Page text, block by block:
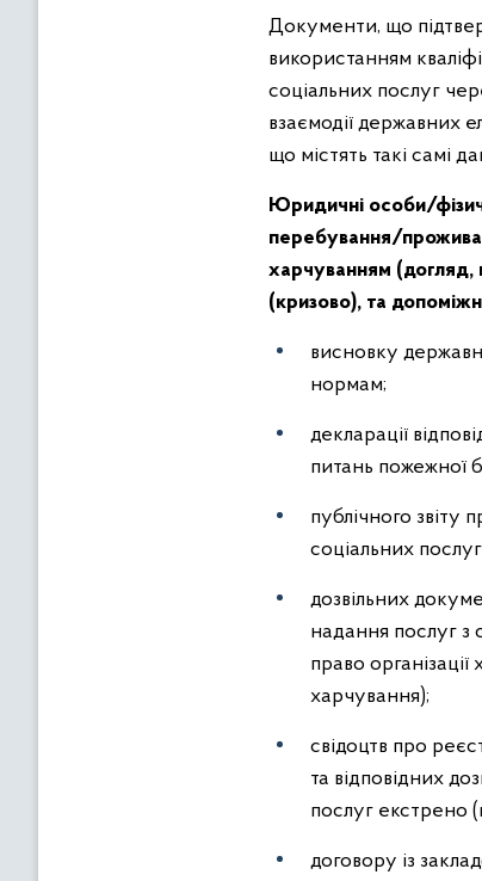
Документи, що
використанням
соціальних послуг
взаємодії державних
що містять такі самі
Юридичні особи/
перебування/
харчуванням (догляд,
(кризово), та
висновку
нормам;
декларації
питань пожежної
публічного звіту
соціальних
дозвільних
надання послуг з
право
харчування);
свідоцтв про
та відповідних
послуг екстрено
договору із